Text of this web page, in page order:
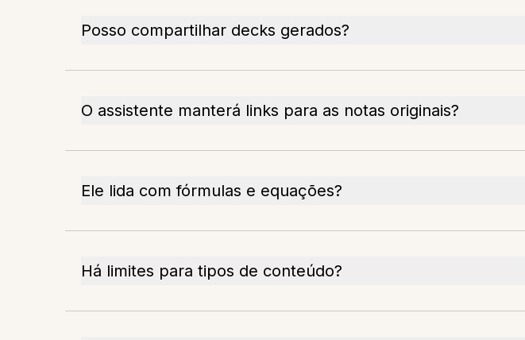
Posso compartilhar decks gerados?
O assistente manterá links para as notas originais?
Ele lida com fórmulas e equações?
Há limites para tipos de conteúdo?